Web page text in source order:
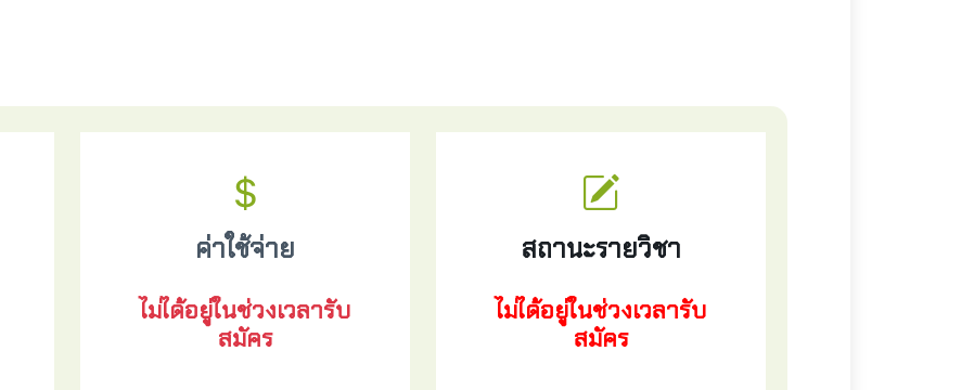
ค่าใช้จ่าย
ไม่ได้อยู่ในช่วงเวลารับ
สมัคร
สถานะรายวิชา
ไม่ได้อยู่ในช่วงเวลารับ
สมัคร